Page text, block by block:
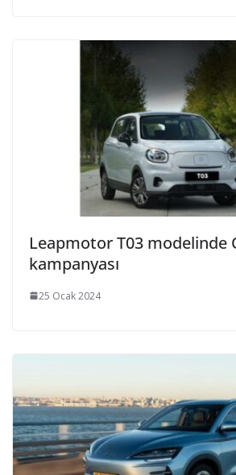
Leapmotor T03 modelinde
kampanyası
25 Ocak 2024